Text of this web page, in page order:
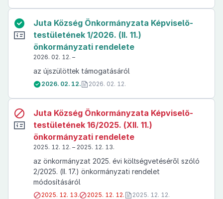
Juta Község Önkormányzata Képviselő-
testületének 1/2026. (II. 11.)
önkormányzati rendelete
2026. 02. 12. –
az újszülöttek támogatásáról
2026. 02. 12. 2026. 02. 12.
Juta Község Önkormányzata Képviselő-
testületének 16/2025. (XII. 11.)
önkormányzati rendelete
2025. 12. 12. – 2025. 12. 13.
az önkormányzat 2025. évi költségvetéséről szóló
2/2025. (II. 17.) önkormányzati rendelet
módosításáról
2025. 12. 13. 2025. 12. 12. 2025. 12. 12.